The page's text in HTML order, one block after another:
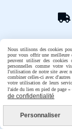

Nous utilisons des cookies
pour vous offrir une meilleure
peuvent utiliser des cookies
personnelles comme votre
l'utilisation de notre site avec
combiner celles-ci avec
votre utilisation de leurs
l'aide du lien en pied de page
de confidentialité
Personnaliser